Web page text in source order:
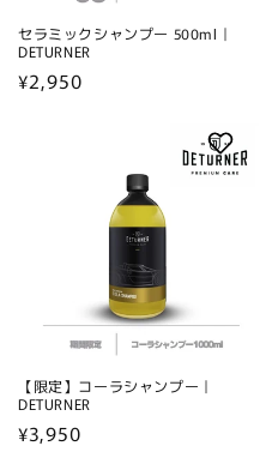
セラミックシャンプー 500ml｜
DETURNER
通
¥2,950
【限定】コーラシャンプー｜
DETURNER
通
¥3,950